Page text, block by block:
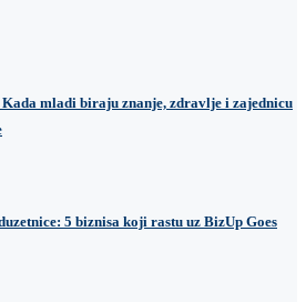
Kada mladi biraju znanje, zdravlje i zajednicu
5 biznisa koji rastu uz BizUp Goes